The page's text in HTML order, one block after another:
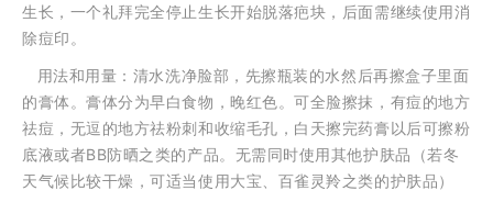
生长，一个礼拜完全停止生长开始脱落疤块，后面需继续使用消
除痘印。
用法和用量：清水洗净脸部，先擦瓶装的水然后再擦盒子里面
的膏体。膏体分为早白食物，晚红色。可全脸擦抹，有痘的地方
祛痘，无逗的地方祛粉刺和收缩毛孔，白天擦完药膏以后可擦粉
底液或者BB防晒之类的产品。 无需同时使用其他护肤品 （若冬
天气候比较干燥，可适当使用大宝、百雀灵羚之类的护肤品）